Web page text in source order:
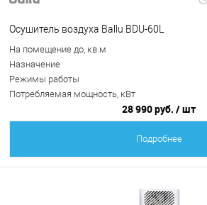
Осушитель воздуха Ballu BDU-60L
На помещение до, кв.м
Назначение
Режимы работы
Потребляемая мощность, кВт
28 990 руб. / шт
Подробнее